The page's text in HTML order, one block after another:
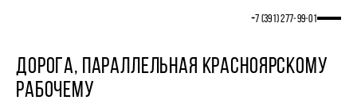
+7 (391) 277‒99‒01
ДОРОГА, ПАРАЛЛЕЛЬНАЯ КРАСНОЯРСКОМУ
РАБОЧЕМУ